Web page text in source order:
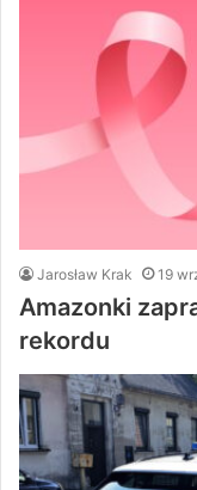
Jarosław Krak 19
Amazonki
rekordu